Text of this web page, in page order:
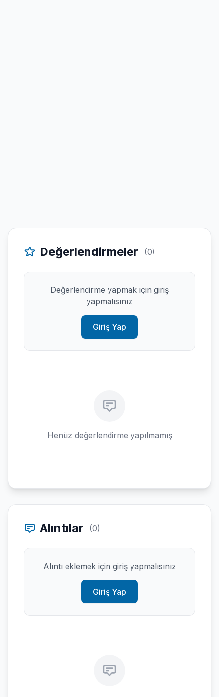
Değerlendirmeler (0)
Değerlendirme yapmak için giriş
yapmalısınız
Giriş Yap
Henüz değerlendirme yapılmamış
Alıntılar (0)
Alıntı eklemek için giriş yapmalısınız
Giriş Yap